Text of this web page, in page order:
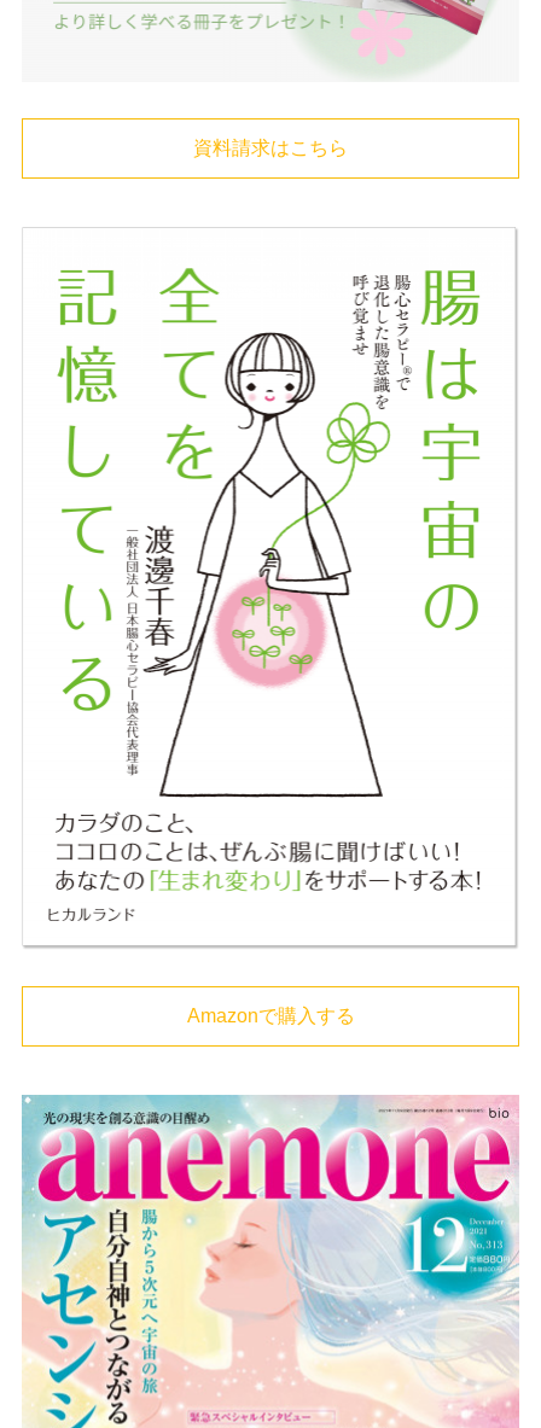
資料請求はこちら
Amazonで購入する